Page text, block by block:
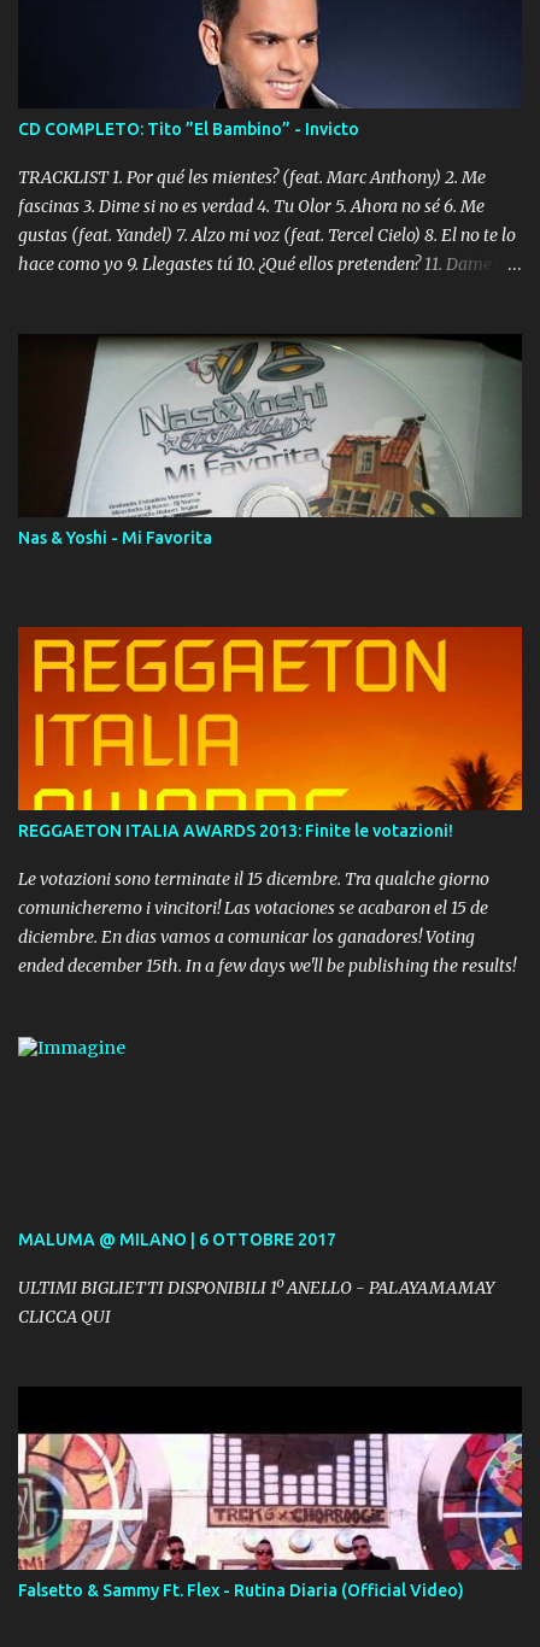
CD COMPLETO: Tito ”El Bambino” - Invicto
TRACKLIST 1. Por qué les mientes? (feat. Marc Anthony) 2. Me
fascinas 3. Dime si no es verdad 4. Tu Olor 5. Ahora no sé 6. Me
gustas (feat. Yandel) 7. Alzo mi voz (feat. Tercel Cielo) 8. El no te lo
hace como yo 9. Llegastes tú 10. ¿Qué ellos pretenden? 11. Dame la
Digital Booklet – Invicto ----------------------------- Nota:
Album proposto al massimo della qualità in formato iTunes Plus
AAC M4A; comprato su iTunes e a disposizione vostra per il
download. REGGAETON ITALIA Nosotros Somos Los Del
Momento!
Nas & Yoshi - Mi Favorita
REGGAETON ITALIA AWARDS 2013: Finite le votazioni!
Le votazioni sono terminate il 15 dicembre. Tra qualche giorno
comunicheremo i vincitori! Las votaciones se acabaron el 15 de
diciembre. En dias vamos a comunicar los ganadores! Voting
ended december 15th. In a few days we'll be publishing the results!
MALUMA @ MILANO | 6 OTTOBRE 2017
ULTIMI BIGLIETTI DISPONIBILI 1º ANELLO - PALAYAMAMAY
CLICCA QUI
Falsetto & Sammy Ft. Flex - Rutina Diaria (Official Video)